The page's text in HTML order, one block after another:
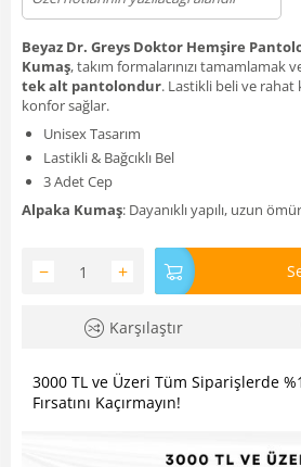
Beyaz Dr. Greys Doktor Hemşire
Kumaş, takım formalarınızı tamamlamak
tek alt pantolondur. Lastikli beli ve
konfor sağlar.
Unisex Tasarım
Lastikli & Bağcıklı Bel
3 Adet Cep
Alpaka Kumaş: Dayanıklı yapılı, uzun
+
−
Karşılaştır
3000 TL ve Üzeri Tüm Siparişlerde
Fırsatını Kaçırmayın!